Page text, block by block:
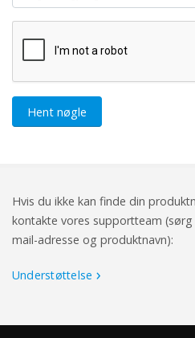
Hent nøgle
Hvis du ikke kan finde din
kontakte vores supportteam
mail-adresse og produktnavn):
Understøttelse